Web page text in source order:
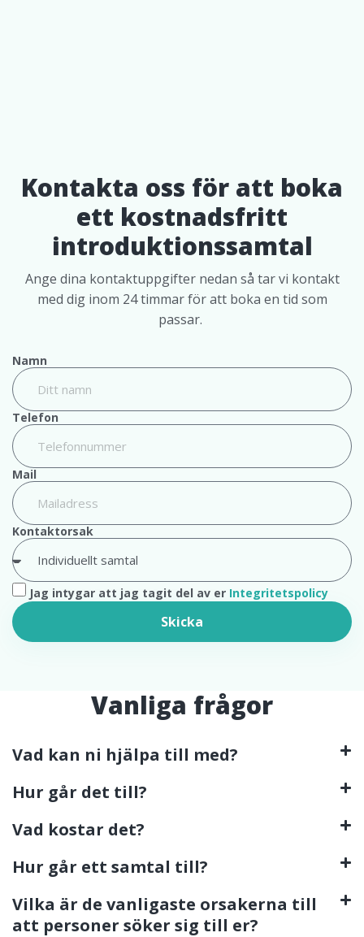
Kontakta oss för att boka
ett kostnadsfritt
introduktionssamtal
Ange dina kontaktuppgifter nedan så tar vi kontakt
med dig inom 24 timmar för att boka en tid som
passar.
Namn
Telefon
Mail
Kontaktorsak
Jag intygar att jag tagit del av er Integritetspolicy
Skicka
Vanliga frågor
Vad kan ni hjälpa till med?
Hur går det till?
Vad kostar det?
Hur går ett samtal till?
Vilka är de vanligaste orsakerna till
att personer söker sig till er?